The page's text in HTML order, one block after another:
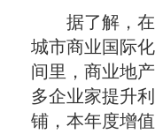
据了解，在
城市商业国际
间里，商业地
多企业家提升
铺，本年度增